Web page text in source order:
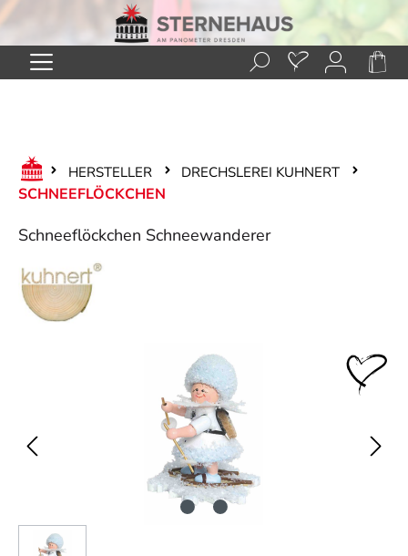
Zum Hauptinhalt springen
HERSTELLER DRECHSLEREI KUHNERT
SCHNEEFLÖCKCHEN
Schneeflöckchen Schneewanderer